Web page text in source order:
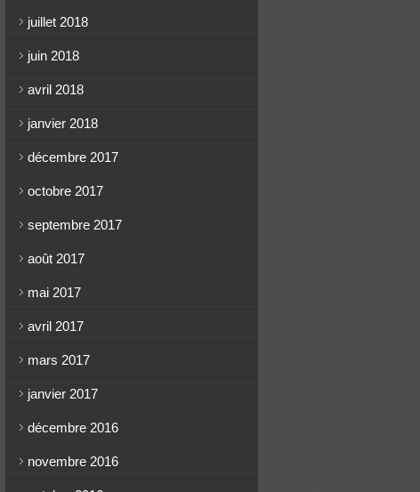
juillet 2018
juin 2018
avril 2018
janvier 2018
décembre 2017
octobre 2017
septembre 2017
août 2017
mai 2017
avril 2017
mars 2017
janvier 2017
décembre 2016
novembre 2016